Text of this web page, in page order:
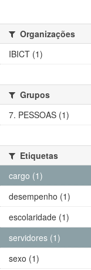
Organizações
IBICT (1)
Grupos
7. PESSOAS (1)
Etiquetas
cargo (1)
desempenho (1)
escolaridade (1)
servidores (1)
sexo (1)